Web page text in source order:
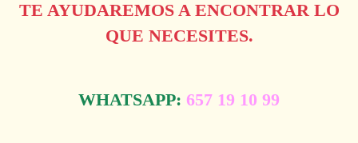
TE AYUDAREMOS A ENCONTRAR LO
QUE NECESITES.
WHATSAPP: 657 19 10 99